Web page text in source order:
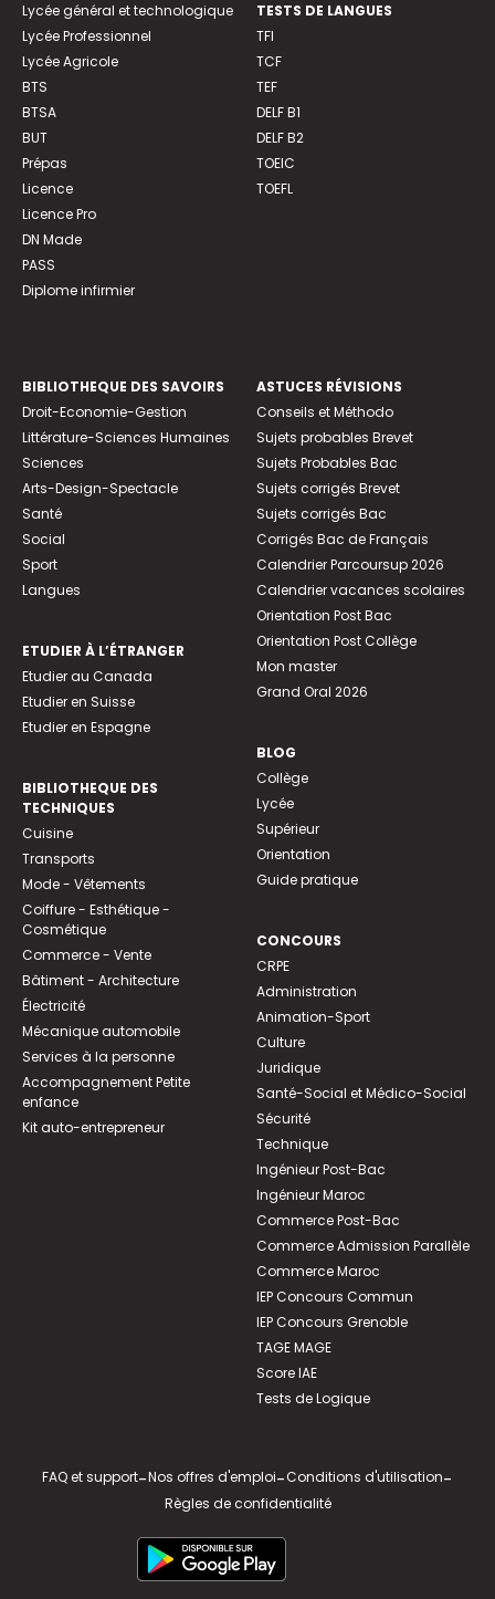
Lycée général et technologique
Lycée Professionnel
Lycée Agricole
BTS
BTSA
BUT
Prépas
Licence
Licence Pro
DN Made
PASS
Diplome infirmier
TESTS DE LANGUES
TFI
TCF
TEF
DELF B1
DELF B2
TOEIC
TOEFL
BIBLIOTHEQUE DES SAVOIRS
Droit-Economie-Gestion
Littérature-Sciences Humaines
Sciences
Arts-Design-Spectacle
Santé
Social
Sport
Langues
ETUDIER À L’ÉTRANGER
Etudier au Canada
Etudier en Suisse
Etudier en Espagne
BIBLIOTHEQUE DES
TECHNIQUES
Cuisine
Transports
Mode - Vêtements
Coiffure - Esthétique -
Cosmétique
Commerce - Vente
Bâtiment - Architecture
Électricité
Mécanique automobile
Services à la personne
Accompagnement Petite
enfance
Kit auto-entrepreneur
ASTUCES RÉVISIONS
Conseils et Méthodo
Sujets probables Brevet
Sujets Probables Bac
Sujets corrigés Brevet
Sujets corrigés Bac
Corrigés Bac de Français
Calendrier Parcoursup 2026
Calendrier vacances scolaires
Orientation Post Bac
Orientation Post Collège
Mon master
Grand Oral 2026
BLOG
Collège
Lycée
Supérieur
Orientation
Guide pratique
CONCOURS
CRPE
Administration
Animation-Sport
Culture
Juridique
Santé-Social et Médico-Social
Sécurité
Technique
Ingénieur Post-Bac
Ingénieur Maroc
Commerce Post-Bac
Commerce Admission Parallèle
Commerce Maroc
IEP Concours Commun
IEP Concours Grenoble
TAGE MAGE
Score IAE
Tests de Logique
FAQ et support-Nos offres d'emploi-Conditions d'utilisation-
Règles de confidentialité